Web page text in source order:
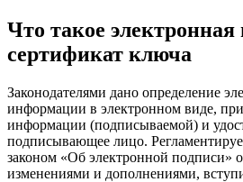
Что такое электронная
сертификат ключа
Законодателями дано определение
информации в электронном виде,
информации (подписываемой) и
подписывающее лицо.
законом «Об электронной подписи»
изменениями и дополнениями,